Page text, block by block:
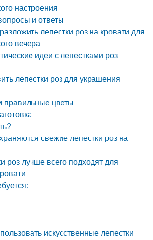
настроения
и ответы
лепестки роз на кровати для
вечера
идеи с лепестками роз
лепестки роз для украшения
правильные цветы
свежие лепестки роз на
роз лучше всего подходят для
искусственные лепестки